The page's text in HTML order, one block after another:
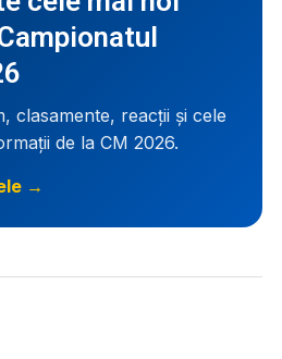
clasamente, reacții și cele
de la CM 2026.
→